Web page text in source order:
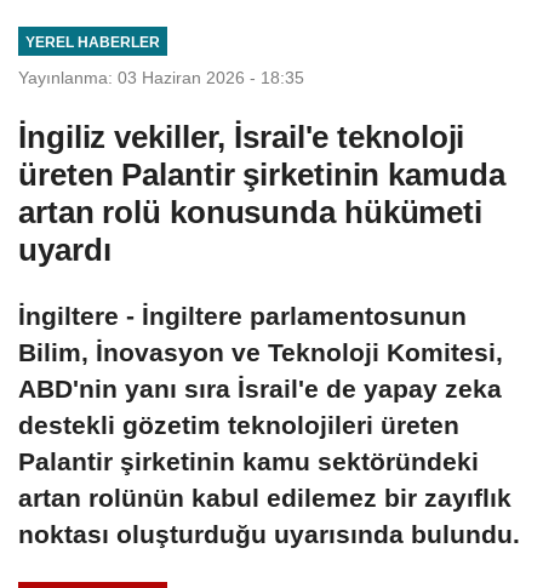
YEREL HABERLER
Yayınlanma: 03 Haziran 2026 - 18:35
İngiliz vekiller, İsrail'e teknoloji
üreten Palantir şirketinin kamuda
artan rolü konusunda hükümeti
uyardı
İngiltere - İngiltere parlamentosunun
Bilim, İnovasyon ve Teknoloji Komitesi,
ABD'nin yanı sıra İsrail'e de yapay zeka
destekli gözetim teknolojileri üreten
Palantir şirketinin kamu sektöründeki
artan rolünün kabul edilemez bir zayıflık
noktası oluşturduğu uyarısında bulundu.